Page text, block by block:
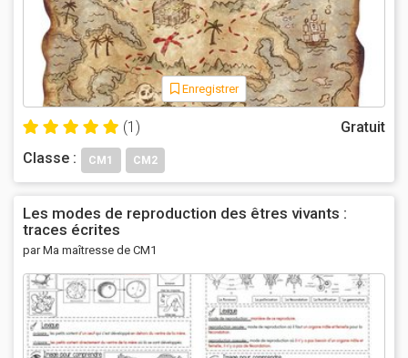
Enregistrer
(1)
Gratuit
Classe :
CM1 CM2
Les modes de reproduction des êtres vivants :
traces écrites
par Ma maîtresse de CM1